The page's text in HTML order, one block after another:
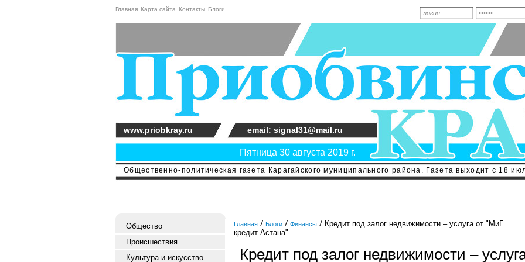
Главная Карта сайта Контакты Блоги
Общественно-политическая газета Карагайского муниципального района. Газета выходит с 18
Пятница 30 августа 2019 г.
www.priobkray.ru email: signal31@mail.ru
Общество
Происшествия
Культура и искусство
Главная Блоги Финансы
Кредит под залог недвижимости – услуга от "МиГ
кредит Астана"
Кредит под залог недвижимости –